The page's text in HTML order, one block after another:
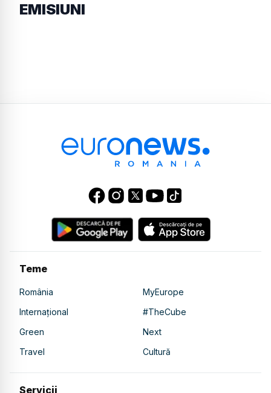
EMISIUNI
Teme
România
MyEurope
Internațional
#TheCube
Green
Next
Travel
Cultură
Servicii